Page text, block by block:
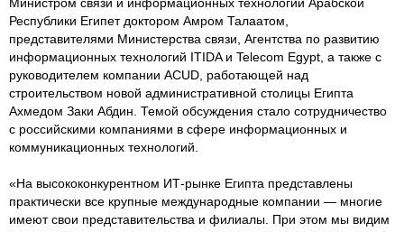
Республики Египет доктором Амром Талаатом,
представителями Министерства связи, Агентства по развитию
информационных технологий ITIDA и Telecom Egypt, а также с
руководителем компании ACUD, работающей над
строительством новой административной столицы Египта
Ахмедом Заки Абдин. Темой обсуждения стало сотрудничество
с российскими компаниями в сфере информационных и
коммуникационных технологий.
«На высококонкурентном ИТ-рынке Египта представлены
практически все крупные международные компании — многие
имеют свои представительства и филиалы. При этом мы видим